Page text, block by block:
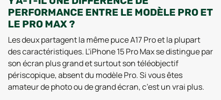
PERFORMANCE ENTRE LE MODÈLE PRO ET
LE PRO MAX ?
Les deux partagent la même puce A17 Pro et la plupart
des caractéristiques. L'iPhone 15 Pro Max se distingue par
son écran plus grand et surtout son téléobjectif
périscopique, absent du modèle Pro. Si vous êtes
amateur de photo ou de grand écran, c’est un vrai plus.